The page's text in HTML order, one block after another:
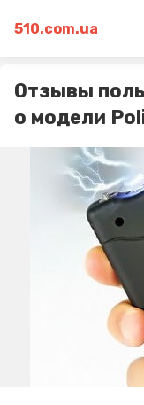
510.com.ua
Отзывы
о модели